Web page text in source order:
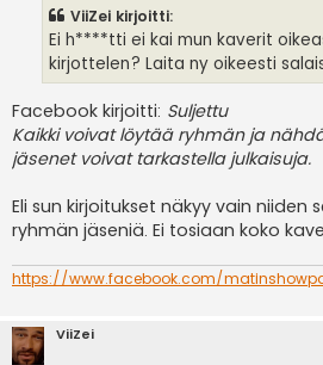
ViiZei kirjoitti:
Ei h****tti ei kai mun kaverit
kirjottelen? Laita ny oikeesti
Facebook kirjoitti: Suljettu
Kaikki voivat löytää ryhmän ja
jäsenet voivat tarkastella julkaisuja.
Eli sun kirjoitukset näkyy vain niiden
ryhmän jäseniä. Ei tosiaan koko
https://www.facebook.com/
ViiZei